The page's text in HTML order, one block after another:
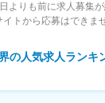
よりも前に求人募集
トから応募はできま
の人気求人ランキ